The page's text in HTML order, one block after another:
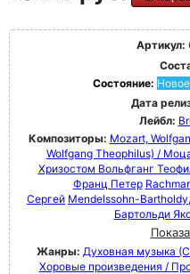
Артикул:
Состояние:
Дата
Лейбл:
Композиторы: Mozart,
Wolfgang Theophilus) /
Хризостом Вольфганг
Франц Петер
Сергей Mendelssohn-
Бартольди
Жанры: Духовная музыка
Хоровые произведения /